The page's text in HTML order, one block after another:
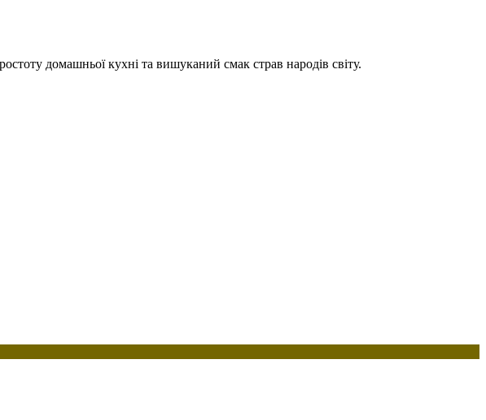
домашньої кухні та вишуканий смак страв народів світу.